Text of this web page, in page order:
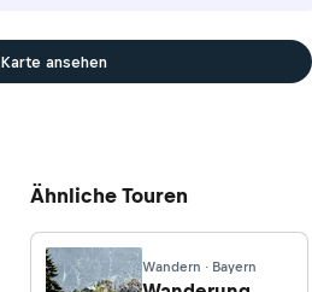
Karte ansehen
Ähnliche Touren
Wandern · Bayern